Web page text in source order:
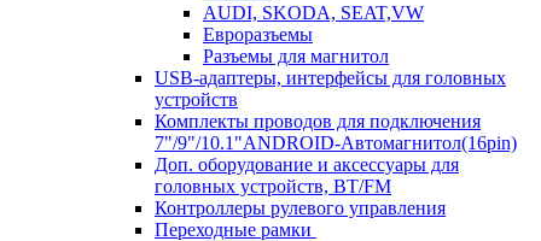
AUDI, SKODA, SEAT,VW
Евроразъемы
Разъемы для магнитол
USB-адаптеры, интерфейсы для головных
устройств
Комплекты проводов для подключения
7"/9"/10.1"ANDROID-Автомагнитол(16pin)
Доп. оборудование и аксессуары для
головных устройств, BT/FM
Контроллеры рулевого управления
Переходные рамки